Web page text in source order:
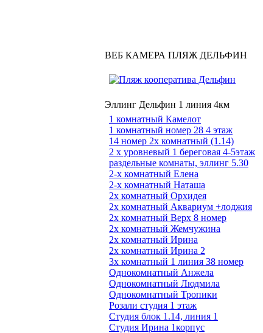
ВЕБ КАМЕРА ПЛЯЖ ДЕЛЬФИН
Эллинг Дельфин 1 линия 4км
1 комнатный Камелот
1 комнатный номер 28 4 этаж
14 номер 2х комнатный (1.14)
2 х уровневый 1 береговая 4-5этаж
раздельные комнаты, эллинг 5.30
2-х комнатный Елена
2-х комнатный Наташа
2х комнатный Орхидея
2х комнатный Аквариум +лоджия
2х комнатный Верх 8 номер
2х комнатный Жемчужина
2х комнатный Ирина
2х комнатный Ирина 2
3х комнатный 1 линия 38 номер
Однокомнатный Анжела
Однокомнатный Людмила
Однокомнатный Тропики
Розали студия 1 этаж
Студия блок 1.14, линия 1
Студия Ирина 1корпус